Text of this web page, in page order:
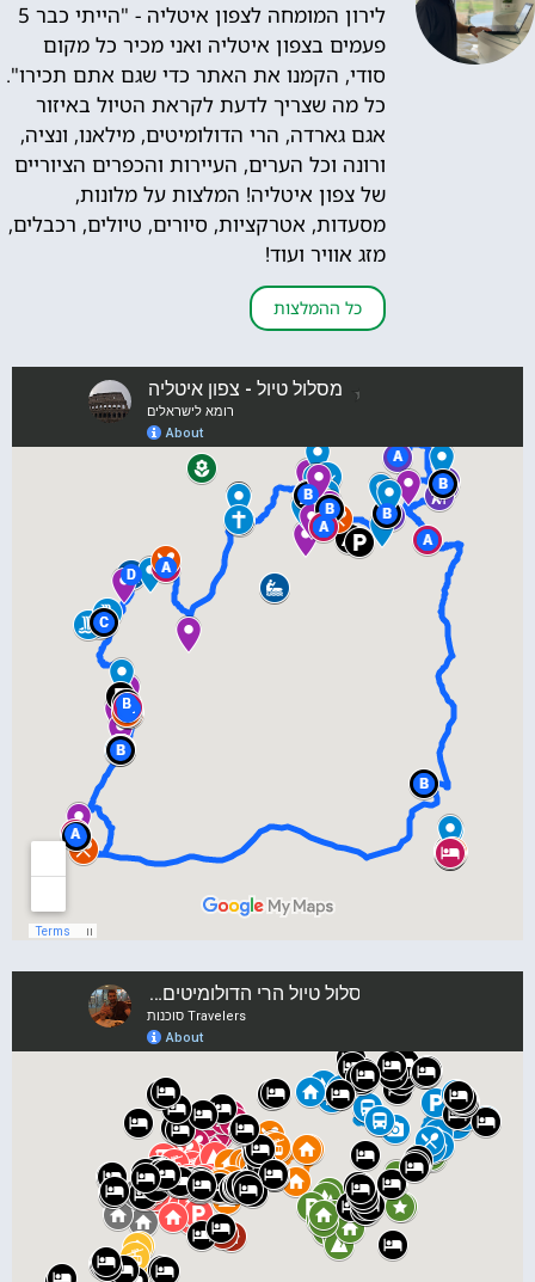
לירון המומחה לצפון איטליה - "הייתי כבר 5
פעמים בצפון איטליה ואני מכיר כל מקום
סודי, הקמנו את האתר כדי שגם אתם תכירו".
כל מה שצריך לדעת לקראת הטיול באיזור
אגם גארדה, הרי הדולומיטים, מילאנו, ונציה,
ורונה וכל הערים, העיירות והכפרים הציוריים
של צפון איטליה! המלצות על מלונות,
מסעדות, אטרקציות, סיורים, טיולים, רכבלים,
מזג אוויר ועוד!
כל ההמלצות